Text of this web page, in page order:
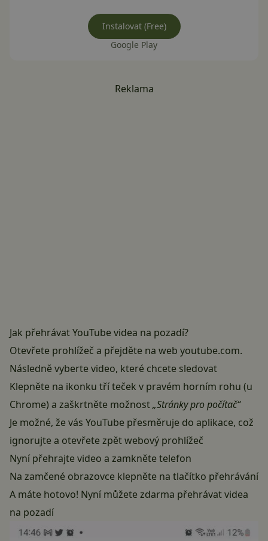
Instalovat (Free)
Google Play
Reklama
Jak přehrávat YouTube videa na pozadí?
Otevřete prohlížeč a přejděte na web youtube.com.
Následně vyberte video, které chcete sledovat
Klepněte na ikonku tří teček v pravém horním rohu (u
Chrome) a zaškrtněte možnost„Stránky pro počítač“
Je možné, že vás YouTube přesměruje do aplikace, což
ignorujte a otevřete zpět webový prohlížeč
Nyní přehrajte video a zamkněte telefon
Na zamčené obrazovce klepněte na tlačítko přehrávání
A máte hotovo! Nyní můžete zdarma přehrávat videa
na pozadí